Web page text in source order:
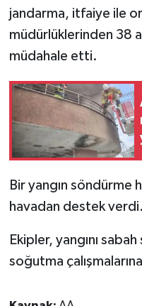
jandarma, itfaiye ile
müdürlüklerinden 38
müdahale etti.
Bir yangın
havadan destek verdi.
Ekipler, yangını
soğutma